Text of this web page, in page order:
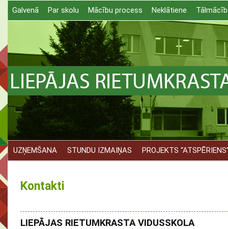
Galvenā Par skolu Mācību process Neklātiene
UZŅEMŠANA STUNDU IZMAIŅAS PROJEKTS
Kontakti
LIEPĀJAS RIETUMKRASTA VIDUSSKOLA